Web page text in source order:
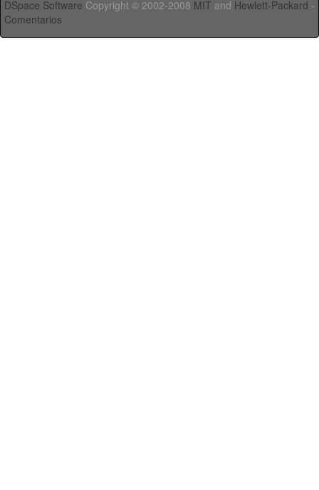
DSpace Software Copyright © 2002-2008 MIT and Hewlett-Packard -
Comentarios